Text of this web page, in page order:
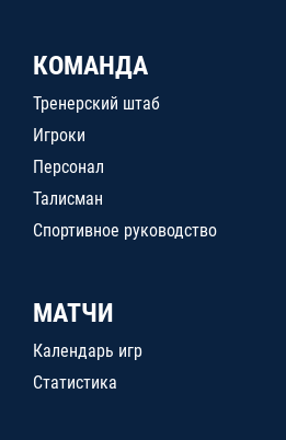
КОМАНДА
Тренерский штаб
Игроки
Персонал
Талисман
Спортивное руководство
МАТЧИ
Календарь игр
Статистика